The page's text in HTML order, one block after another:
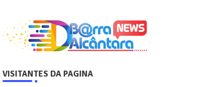
VISITANTES DA PAGINA